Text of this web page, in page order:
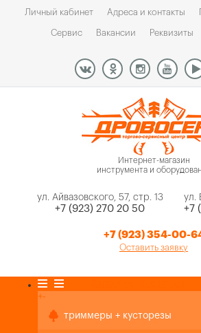
Личный кабинет Адреса и контакты
Сервис Вакансии Реквизиты
Интернет-магазин
инструмента и
ул. Айвазовского, 57, стр. 13
+7 (923) 270 20 50
ул.
+7
+7 (923) 354-00-
Оставить заявку
+-
триммеры + кусторезы